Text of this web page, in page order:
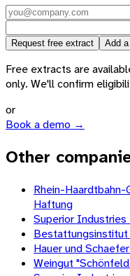
Request free extract Add
Free extracts are
only. We'll confirm
or
Book a demo →
Other
Rhein-
Haftung
Superior Industries
Bestattungsinstitut
Hauer und
Weingut